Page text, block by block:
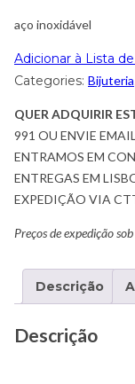
aço inoxidável
Adicionar à Lista
Categories: Bijuteria
QUER ADQUIRIR
991 OU ENVIE
ENTRAMOS EM
ENTREGAS EM
EXPEDIÇÃO VIA
Preços de expedição
Descrição
Descrição